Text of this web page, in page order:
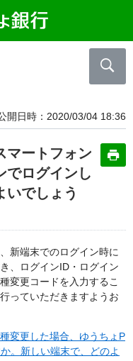
開日時 2020/03/04 18:36
マートフォン
でログインし
いでしょう
新端末でのログイン時に
、ログインID・ログイン
変更コードを入力するこ
っていただきますようお
変更した場合、ゆうちょP
。新しい端末で、どのよ